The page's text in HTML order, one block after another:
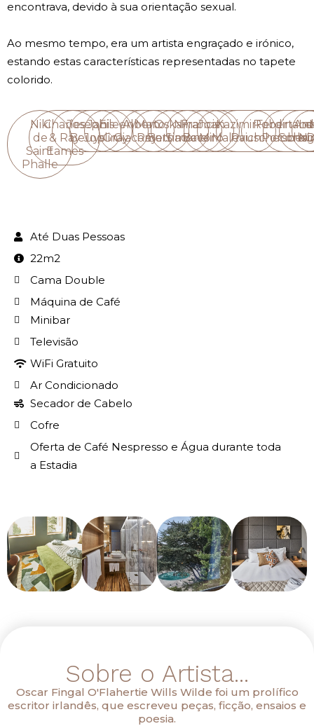
encontrava, devido à sua orientação sexual.
Ao mesmo tempo, era um artista engraçado e irónico,
estando estas características representadas no tapete
colorido.
Niki
de
Saint
Phalle
Charles
& Ray
Eames
Joseph
Beuys
Janis
Joplin
Eileen
Gray
Alberto
Giacometti
Man
Ray
Oskar
Barnack
Nina
Simone
Francis
Bacon
Joan
Miró
Kazimir
Malevich
Robert
Ferdinand
Porsche
Le
Até Duas Pessoas
22m2
Cama Double
Máquina de Café
Minibar
Televisão
WiFi Gratuito
Ar Condicionado
Secador de Cabelo
Cofre
Oferta de Café Nespresso e Água durante toda
a Estadia
Sobre o Artista...
Oscar Fingal O'Flahertie Wills Wilde foi um prolífico
escritor irlandês, que escreveu peças, ficção, ensaios e
poesia.